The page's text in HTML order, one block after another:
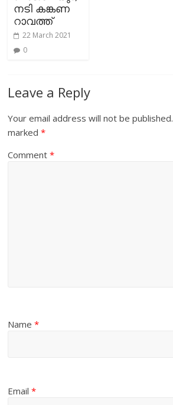
നടി കങ്കണ
റാവത്ത്
22 March 2021
0
Leave a Reply
Your email address will not be published.
marked*
Comment*
Name*
Email*